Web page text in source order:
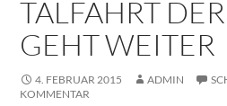
TALFAHRT
GEHT WEITER
4. FEBRUAR 2015 ADMIN
KOMMENTAR